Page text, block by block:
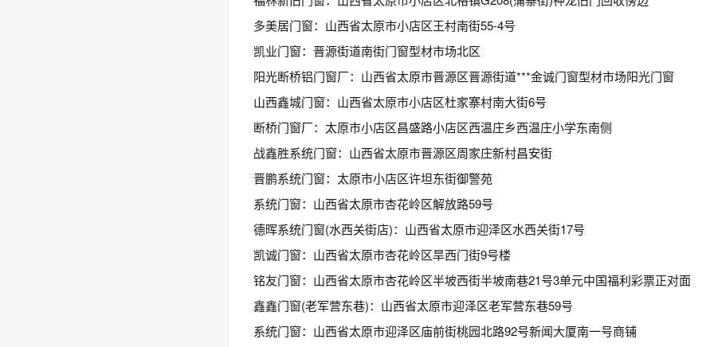
多美居门窗：山西省太原市小店区王村南街55-4号
凯业门窗：晋源街道南街门窗型材市场北区
阳光断桥铝门窗厂：山西省太原市晋源区晋源街道***金诚门窗型材市场阳光门窗
山西鑫城门窗：山西省太原市小店区杜家寨村南大街6号
断桥门窗厂：太原市小店区昌盛路小店区西温庄乡西温庄小学东南侧
战鑫胜系统门窗：山西省太原市晋源区周家庄新村昌安街
晋鹏系统门窗：太原市小店区许坦东街御警苑
系统门窗：山西省太原市杏花岭区解放路59号
德晖系统门窗(水西关街店)：山西省太原市迎泽区水西关街17号
凯诚门窗：山西省太原市杏花岭区旱西门街9号楼
铭友门窗：山西省太原市杏花岭区半坡西街半坡南巷21号3单元中国福利彩票正对面
鑫鑫门窗(老军营东巷)：山西省太原市迎泽区老军营东巷59号
系统门窗：山西省太原市迎泽区庙前街桃园北路92号新闻大厦南一号商铺